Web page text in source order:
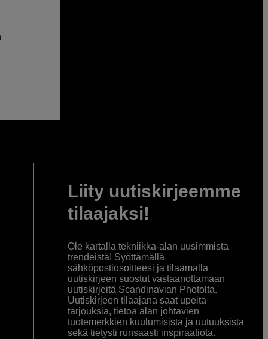
Liity uutiskirjeemme
tilaajaksi!
Ole kartalla tekniikka-alan uusimmista
trendeistä! Syöttämällä
sähköpostiosoitteesi ja tilaamalla
uutiskirjeen suostut vastaanottamaan
uutiskirjeitä Scandinavian Photolta.
Uutiskirjeen tilaajana saat upeita
tarjouksia, tietoa alan johtavien
tuotemerkkien kuulumisista ja uutuuksista
sekä tietysti runsaasti inspiraatiota.